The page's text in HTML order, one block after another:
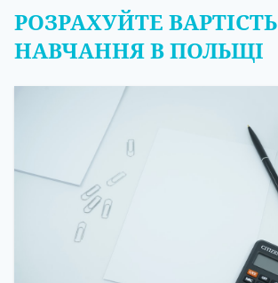
РОЗРАХУЙТЕ ВАРТІСТЬ
НАВЧАННЯ В ПОЛЬЩІ